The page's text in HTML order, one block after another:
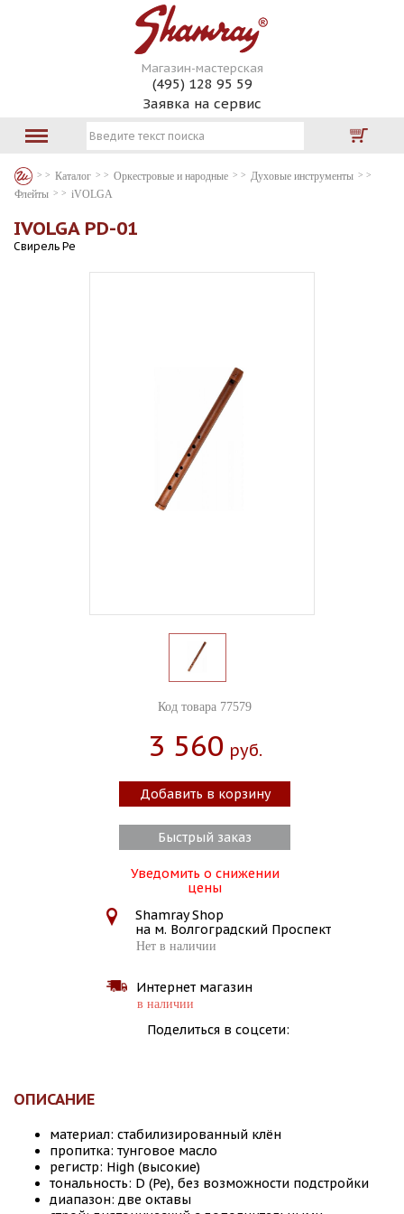
Магазин-мастерская
(495) 128 95 59
Заявка на сервис
Каталог Оркестровые и народные
Духовые инструменты
Флейты
iVOLGA
IVOLGA PD-01
Свирель Ре
Код товара 77579
3 560 Руб.
Добавить в корзину
Быстрый заказ
Уведомить о снижении
цены
Shamray Shop
на м. Волгоградский Проспект
Нет в наличии
Интернет магазин
в наличии
Поделиться в соцсети:
ОПИСАНИЕ
материал: стабилизированный клён
пропитка: тунговое масло
регистр: High (высокие)
тональность: D (Ре), без возможности подстройки
диапазон: две октавы